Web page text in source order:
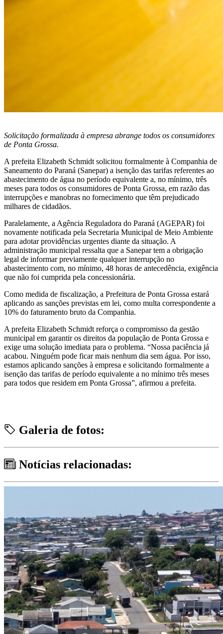
Solicitação formalizada à empresa abrange todos os consumidores
de Ponta Grossa.
A prefeita Elizabeth Schmidt solicitou formalmente à Companhia de
Saneamento do Paraná (Sanepar) a isenção das tarifas referentes ao
abastecimento de água no período equivalente a, no mínimo, três
meses para todos os consumidores de Ponta Grossa, em razão das
interrupções e manobras no fornecimento que têm prejudicado
milhares de cidadãos.
Paralelamente, a Agência Reguladora do Paraná (AGEPAR) foi
novamente notificada pela Secretaria Municipal de Meio Ambiente
para adotar providências urgentes diante da situação. A
administração municipal ressalta que a Sanepar tem a obrigação
legal de informar previamente qualquer interrupção no
abastecimento com, no mínimo, 48 horas de antecedência, exigência
que não foi cumprida pela concessionária.
Como medida de fiscalização, a Prefeitura de Ponta Grossa estará
aplicando as sanções previstas em lei, como multa correspondente a
10% do faturamento bruto da Companhia.
A prefeita Elizabeth Schmidt reforça o compromisso da gestão
municipal em garantir os direitos da população de Ponta Grossa e
exige uma solução imediata para o problema. “Nossa paciência já
acabou. Ninguém pode ficar mais nenhum dia sem água. Por isso,
estamos aplicando sanções à empresa e solicitando formalmente a
isenção das tarifas de período equivalente a no mínimo três meses
para todos que residem em Ponta Grossa”, afirmou a prefeita.
Galeria de fotos:
Notícias relacionadas: